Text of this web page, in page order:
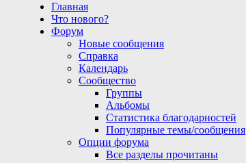
Главная
Что нового?
Форум
Новые сообщения
Справка
Календарь
Сообщество
Группы
Альбомы
Статистика благодарностей
Популярные темы/сообщения
Опции форума
Все разделы прочитаны